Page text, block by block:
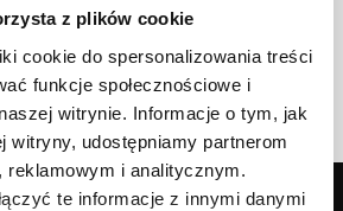
z plików cookie
cookie do spersonalizowania treści
funkcje społecznościowe i
witrynie. Informacje o tym, jak
witryny, udostępniamy partnerom
reklamowym i analitycznym.
te informacje z innymi danymi
i wysokość runa?